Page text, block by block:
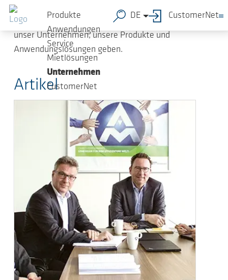
Zum Hauptinhalt springen
Produkte
Anwendungen
Service
Mietlösungen
Unternehmen
CustomerNet
DE CustomerNet
Mit der Kundenzeitung „AERZEN com.press“
möchten wir Ihnen umfassende Informationen über
unser Unternehmen, unsere Produkte und
Anwendungslösungen geben.
Artikel